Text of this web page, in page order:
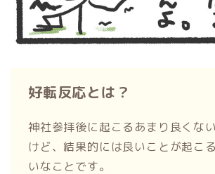
好転反応とは？
神社参拝後に起こるあまり良くな
けど、結果的には良いことが起こ
いなことです。